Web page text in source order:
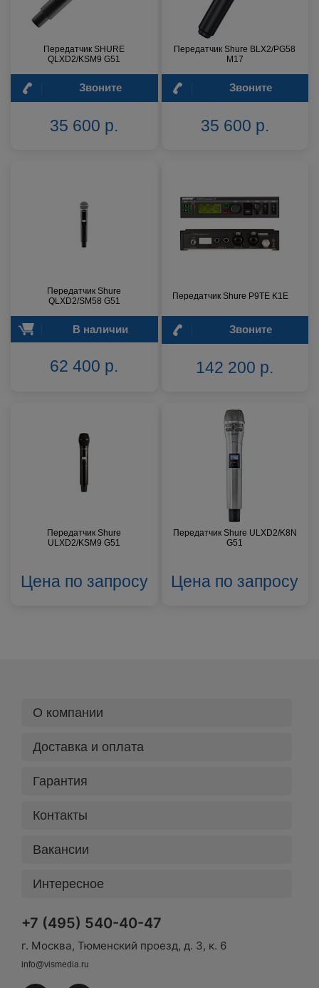
Передатчик SHURE
QLXD2/KSM9 G51
Звоните
35 600 р.
Передатчик Shure BLX2/PG58
M17
Звоните
35 600 р.
Передатчик Shure
QLXD2/SM58 G51
В наличии
62 400 р.
Передатчик Shure P9TE K1E
Звоните
142 200 р.
Передатчик Shure
ULXD2/KSM9 G51
Цена по запросу
Передатчик Shure ULXD2/K8N
G51
Цена по запросу
О компании
Доставка и оплата
Гарантия
Контакты
Вакансии
Интересное
+7 (495) 540-40-47
г. Москва, Тюменский проезд, д. 3, к. 6
info@vismedia.ru